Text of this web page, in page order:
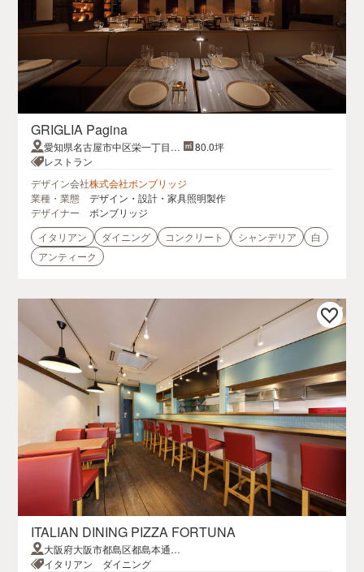
GRIGLIA Pagina
愛知県名古屋市中区栄一丁目4-
16C Forest X 1F-A
80.0坪
レストラン
デザイン会社株式会社ボンブリッジ
業種・業態
デザイン・設計・家具照明製作
デザイナー
ボンブリッジ
イタリアン
ダイニング コンクリート シャンデリア
白
アンティーク
ITALIAN DINING PIZZA FORTUNA
大阪府大阪市都島区都島本通2-
9-14
イタリアン ダイニング